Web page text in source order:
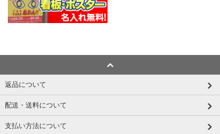
返品について
配送・送料について
支払い方法について